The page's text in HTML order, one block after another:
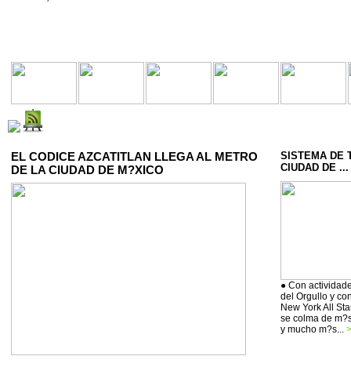
EL CODICE AZCATITLAN LLEGA AL METRO
DE LA CIUDAD DE M?XICO
SISTEMA DE
CIUDAD DE ...
● Con
del Orgullo y
New York All
se colma de
y mucho m?s...